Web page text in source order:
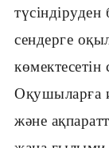
сендерге
Оқушыларға
және